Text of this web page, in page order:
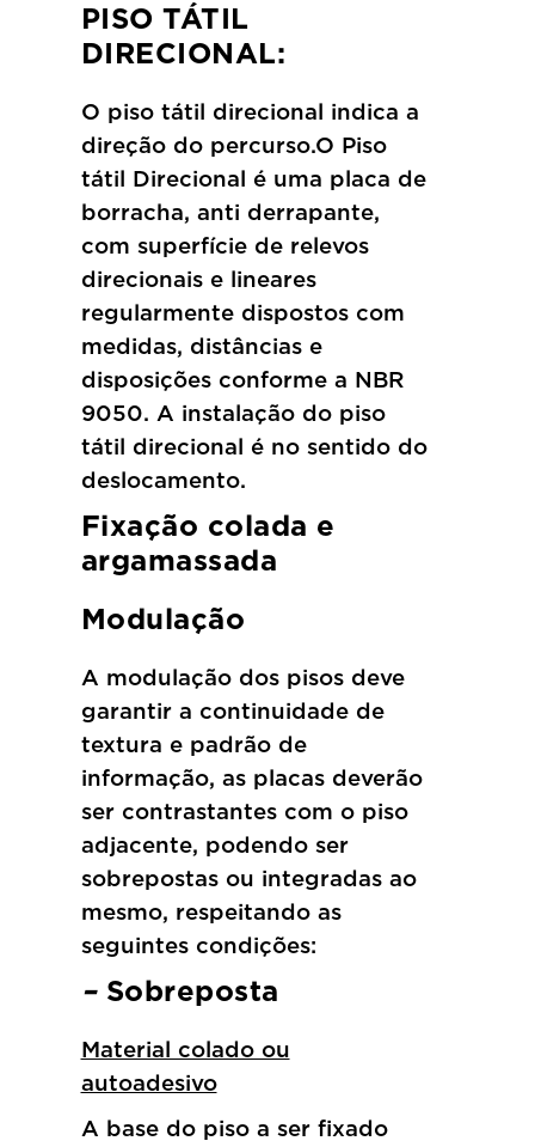
PISO TÁTIL
DIRECIONAL:
O piso tátil direcional indica a
direção do percurso.O Piso
tátil Direcional é uma placa de
borracha, anti derrapante,
com superfície de relevos
direcionais e lineares
regularmente dispostos com
medidas, distâncias e
disposições conforme a NBR
9050. A instalação do piso
tátil direcional é no sentido do
deslocamento.
Fixação colada e
argamassada
Modulação
A modulação dos pisos deve
garantir a continuidade de
textura e padrão de
informação, as placas deverão
ser contrastantes com o piso
adjacente, podendo ser
sobrepostas ou integradas ao
mesmo, respeitando as
seguintes condições:
– Sobreposta
Material colado ou
autoadesivo
A base do piso a ser fixado